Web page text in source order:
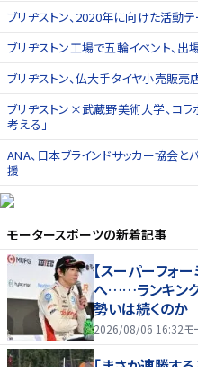
ブリヂストン、2020年に向けた活動
ブリヂストン工場で五輪イベント、
ブリヂストン、仏大手タイヤ小売販売
ブリヂストン×武蔵野美術大学、コラ
考える」
ANA、日本ブラインドサッカー協会
援
モータースポーツの新着記事
【スーパーフォ
へ……ランキン
勢いは続くのか
2026/08/06 16:32モ